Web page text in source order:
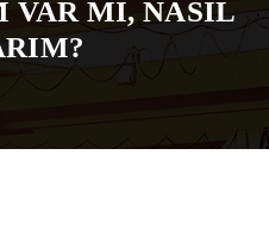
VAR MI, NASIL